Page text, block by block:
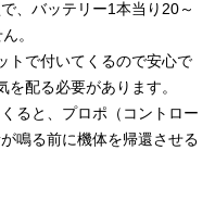
、バッテリー1本当り20～
。
トで付いてくるので安心で
配る必要があります。
ると、プロポ（コントロー
鳴る前に機体を帰還させる